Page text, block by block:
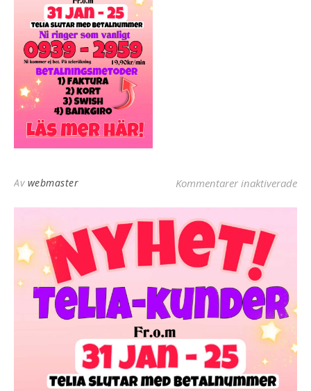
Av webmaster Kommentarer inaktiveradeför